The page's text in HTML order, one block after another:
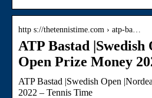
http s://thetennistime.com › atp-ba…
ATP Bastad |Swedish
Open Prize Money
ATP Bastad |Swedish Open
2022 – Tennis Time